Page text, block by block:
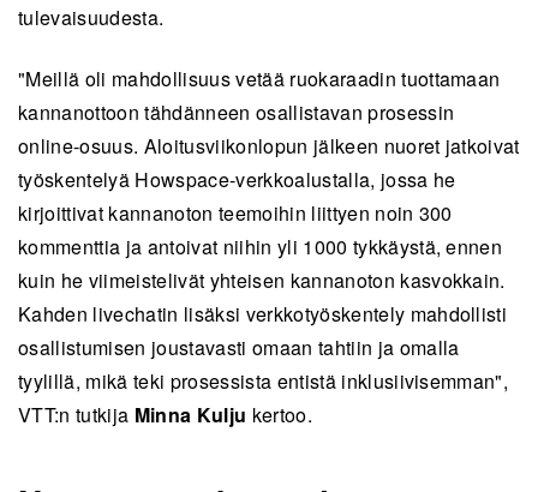
tulevaisuudesta.
"Meillä oli mahdollisuus vetää ruokaraadin tuottamaan
kannanottoon tähdänneen osallistavan prosessin
online-osuus. Aloitusviikonlopun jälkeen nuoret jatkoivat
työskentelyä Howspace-verkkoalustalla, jossa he
kirjoittivat kannanoton teemoihin liittyen noin 300
kommenttia ja antoivat niihin yli 1000 tykkäystä, ennen
kuin he viimeistelivät yhteisen kannanoton kasvokkain.
Kahden livechatin lisäksi verkkotyöskentely mahdollisti
osallistumisen joustavasti omaan tahtiin ja omalla
tyylillä, mikä teki prosessista entistä inklusiivisemman",
VTT:n tutkija Minna Kulju kertoo.